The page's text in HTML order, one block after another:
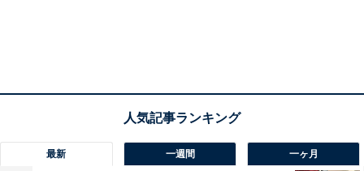
最新 一週間 一ヶ月